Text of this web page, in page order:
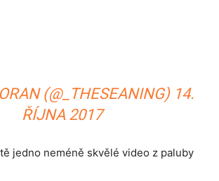
(@_THESEANING) 14.
ŘÍJNA 2017
jedno neméně skvělé video z paluby